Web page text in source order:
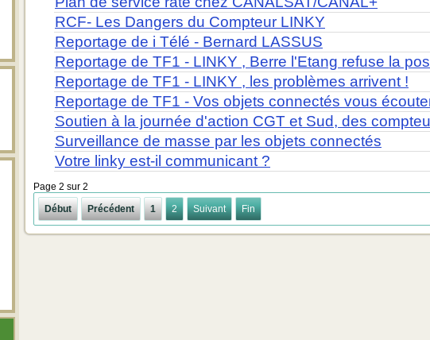
RCF- Les Dangers du Compteur LINKY
Reportage de i Télé - Bernard LASSUS
Reportage de TF1 - LINKY , Berre l'Etang refuse la
Reportage de TF1 - LINKY , les problèmes arrivent !
Reportage de TF1 - Vos objets connectés vous
Soutien à la journée d'action CGT et Sud, des
Surveillance de masse par les objets connectés
Votre linky est-il communicant ?
Page 2 sur 2
Début
Précédent 1 2 Suivant Fin